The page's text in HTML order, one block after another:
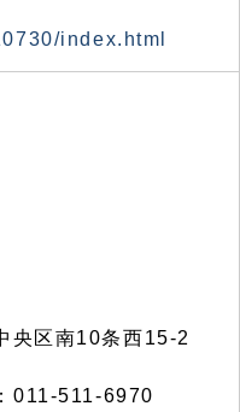
index.html
区南10条西15-2
011-511-6970